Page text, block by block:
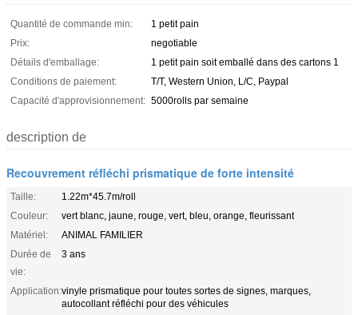
Quantité de commande min:
1 petit pain
Prix:
negotiable
Détails d'emballage:
1 petit pain soit emballé dans des cartons 1
Conditions de paiement:
T/T, Western Union, L/C, Paypal
Capacité d'approvisionnement: 5000rolls par semaine
description de
Recouvrement réfléchi prismatique de forte intensité
Taille:
1.22m*45.7m/roll
Couleur:
vert blanc, jaune, rouge, vert, bleu, orange, fleurissant
Matériel:
ANIMAL FAMILIER
Durée de
vie:
3 ans
Application:vinyle prismatique pour toutes sortes de signes, marques,
autocollant réfléchi pour des véhicules